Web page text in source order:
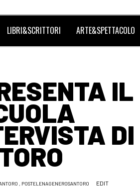
LIBRI&SCRITTORI ARTE&SPETTACOLO
IL
DI
, POSTELENAGENEROSANTORO EDIT